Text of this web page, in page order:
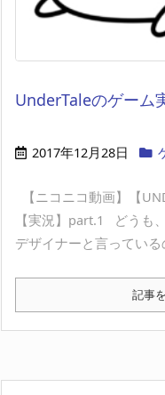
UnderTaleのゲーム
2017年12月28日
【ニコニコ動画】【
【実況】part.1 どうも
デザイナーと言っている
記事